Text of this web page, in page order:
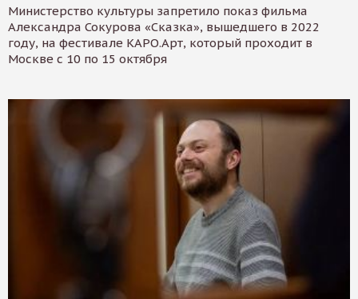
Министерство культуры запретило показ фильма
Александра Сокурова «Сказка», вышедшего в 2022
году, на фестивале КАРО.Арт, который проходит в
Москве с 10 по 15 октября